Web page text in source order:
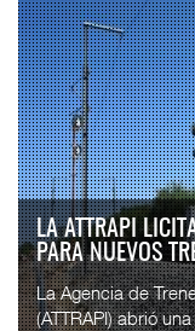
LA ATTRAPI
PARA NUEVOS
La Agencia de
(ATTRAPI) abrió